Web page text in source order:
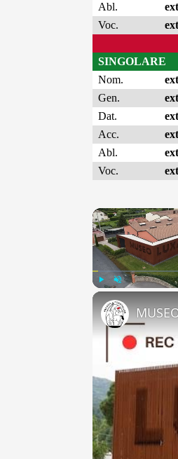
Abl.
Voc.
SINGOLARE
Nom.
Gen.
Dat.
Acc.
Abl.
Voc.